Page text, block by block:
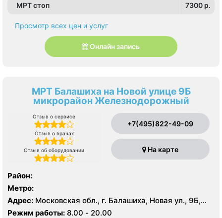
МРТ стоп 7300 p.
Просмотр всех цен и услуг
Онлайн запись
МРТ Балашиха на Новой улице 9Б
микрорайон Железнодорожный
Отзыв о сервисе
Отзыв о врачах
Отзыв об оборудовании
+7(495)822-49-09
На карте
Район:
Метро:
Адрес: Московская обл., г. Балашиха, Новая ул., 9Б,
микрорайон Железнодорожный
Режим работы: 8.00 - 20.00